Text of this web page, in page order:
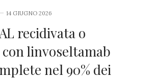
14 GIUGNO 2026
recidivata o
linvoseltamab
nel 90% dei